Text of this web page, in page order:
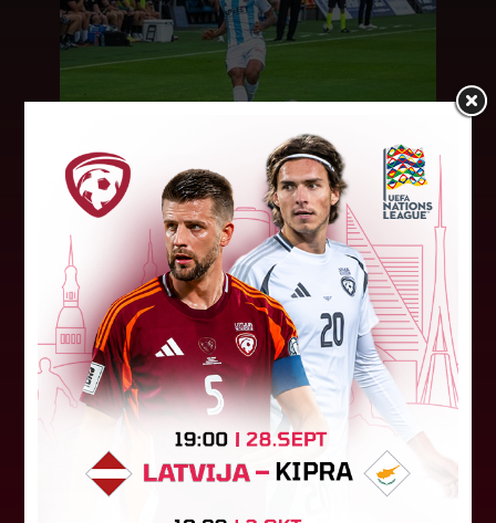
"Riga FC" iegūst handikapu, RFS
būs jāatspēlējas
Ceturtdienas vakarā savas spēles UEFA
Konferences līgas kvalifikācijas trešajā kārtā
aizvadīja divi Latvijas klubi. FC RFS izbraukumā ar
0:2 zaudēja Čehijas "Jablonec"...
06. augusts 2026.